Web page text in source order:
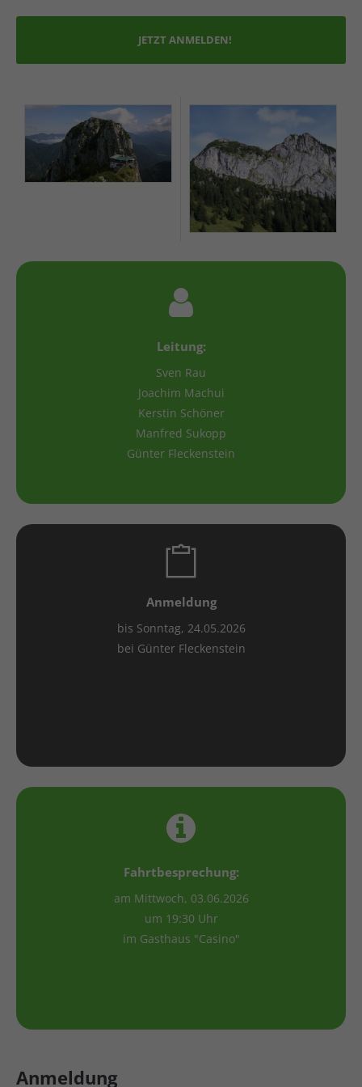
JETZT ANMELDEN!
Leitung:
Sven Rau
Joachim Machui
Kerstin Schöner
Manfred Sukopp
Günter Fleckenstein
Anmeldung
bis Sonntag, 24.05.2026
bei Günter Fleckenstein
Fahrtbesprechung:
am Mittwoch, 03.06.2026
um 19:30 Uhr
im Gasthaus "Casino"
Anmeldung